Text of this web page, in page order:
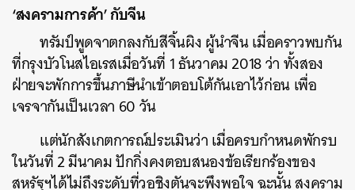
‘สงครามการค้า’ กับจีน
ทรัมป์พูดจาตกลงกับสีจิ้นผิง ผู้นำจีน เมื่อคราวพบกัน
ที่กรุงบัวโนสไอเรสเมื่อวันที่ 1 ธันวาคม 2018 ว่า ทั้งสอง
ฝ่ายจะพักการขึ้นภาษีนำเข้าตอบโต้กันเอาไว้ก่อน เพื่อ
เจรจากันเป็นเวลา 60 วัน
แต่นักสังเกตการณ์ประเมินว่า เมื่อครบกำหนดพักรบ
ในวันที่ 2 มีนาคม ปักกิ่งคงตอบสนองข้อเรียกร้องของ
สหรัฐฯได้ไม่ถึงระดับที่วอชิงตันจะพึงพอใจ ฉะนั้น สงคราม